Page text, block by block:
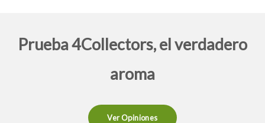
Prueba 4Collectors, el verdadero
aroma
Ver Opiniones